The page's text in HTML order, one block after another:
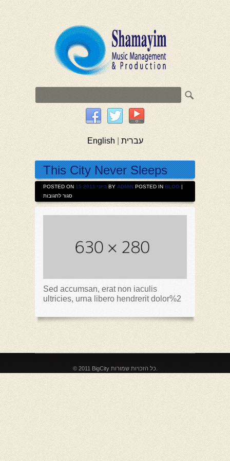
English | עברית
This City Never Sleeps
POSTED ON 15 ביוני 2011 BY ADMIN POSTED IN BLOG |
סגור לתגובות
THIS
Sed accumsan, erat non iaculis
ultricies, urna libero hendrerit dolor%2
© 2011 BigCity כל הזכויות שמורות.